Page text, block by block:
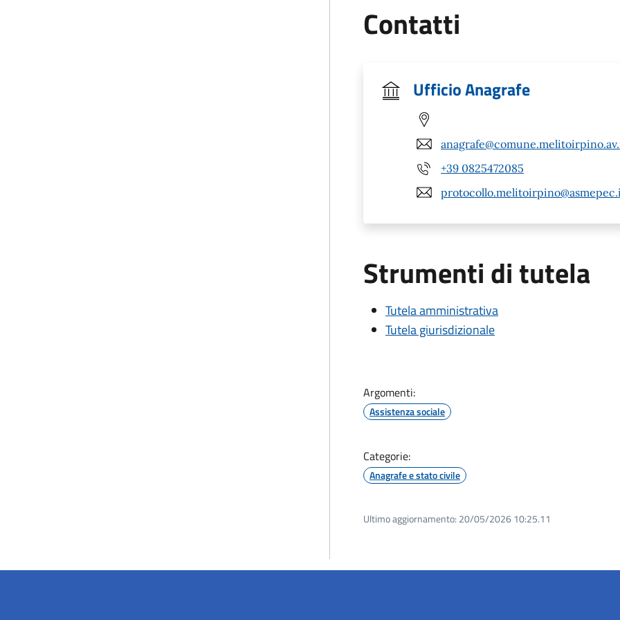
Contatti
Ufficio Anagrafe
+39 0825472085
Strumenti di tutela
Tutela amministrativa
Tutela giurisdizionale
Argomenti:
Assistenza sociale
Categorie:
Anagrafe e stato civile
Ultimo aggiornamento: 20/05/2026 10:25.11